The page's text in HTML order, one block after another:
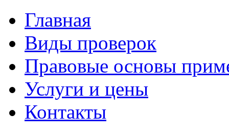
Главная
Виды проверок
Правовые основы
Услуги и цены
Контакты